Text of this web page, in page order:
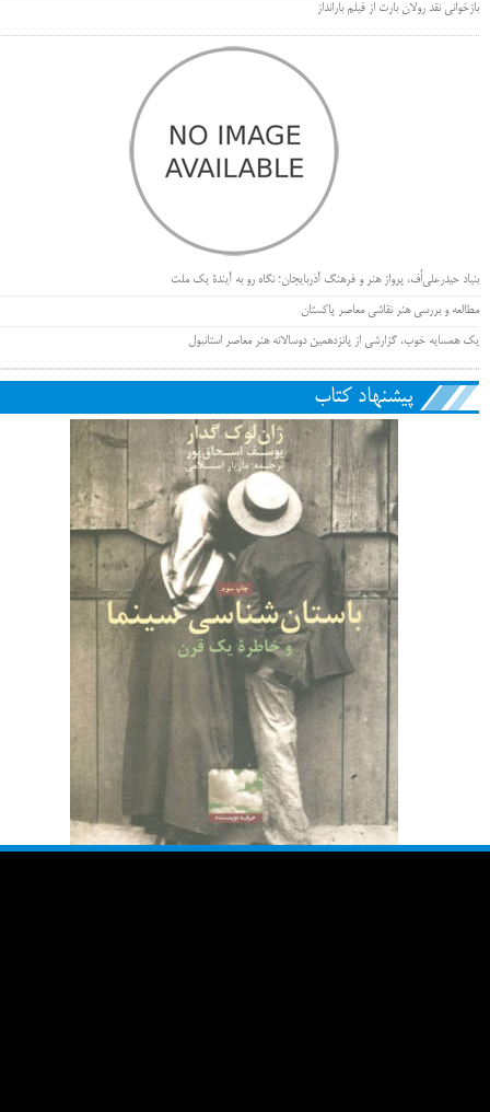
بازخوانی نقد رولان بارت از فیلم بارانداز
بنیاد حیدرعلی‌اُف، پرواز هنر و فرهنگ آذربایجان؛ نگاه رو به آیندۀ یک ملت
مطالعه و بررسی هنر نقاشی معاصر پاکستان
یک همسایه خوب، گزارشی از پانزدهمین دوسالانه هنر معاصر استانبول
پیشنهاد کتاب